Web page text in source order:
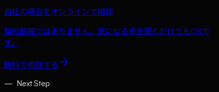
自社の場合をオンラインで相談
契約前提ではありません。気になる点を聞くだけでもOKで
す。
無料で相談する
—Next Step